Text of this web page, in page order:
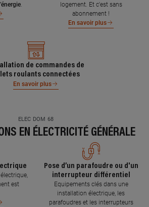
.
logement. Et c'est sans
abonnement !
En savoir plus
de commandes de
roulants connectées
En savoir plus
ELEC DOM 68
EN ÉLECTRICITÉ GÉNÉRALE
est
Pose d’un parafoudre ou d'un
interrupteur différentiel
Equipements clés dans une
installation électrique, les
parafoudres et les interrupteurs